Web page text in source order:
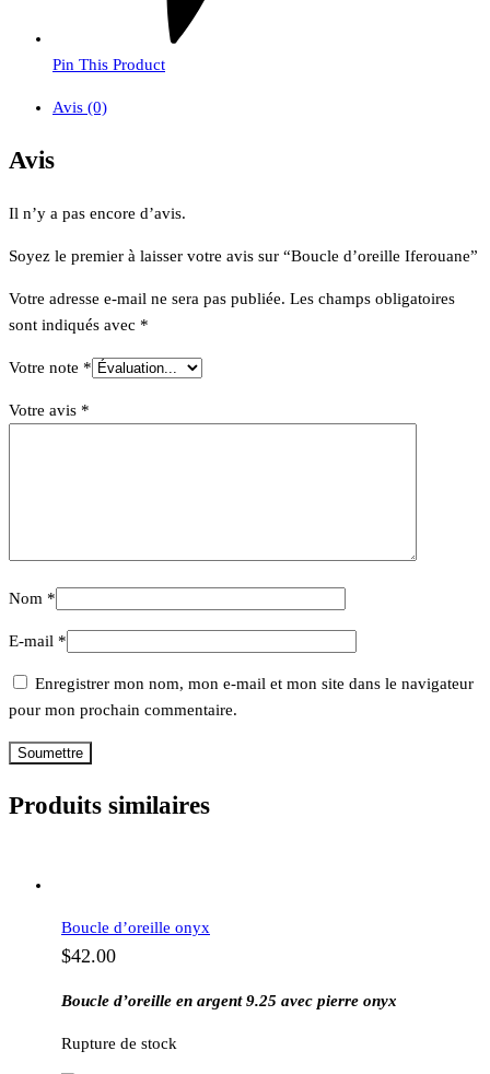
Pin This Product
Avis (0)
Avis
Il n’y a pas encore d’avis.
Soyez le premier à laisser votre avis sur “Boucle d’oreille Iferouane”
Votre adresse e-mail ne sera pas publiée. Les champs obligatoires
sont indiqués avec *
Votre note *
Votre avis *
Nom *
E-mail *
Enregistrer mon nom, mon e-mail et mon site dans le navigateur
pour mon prochain commentaire.
Produits similaires
Boucle d’oreille onyx
$42.00
Boucle d’oreille en argent 9.25 avec pierre onyx
Rupture de stock